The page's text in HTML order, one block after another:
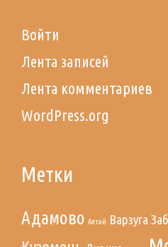
Войти
Лента записей
Лента комментариев
WordPress.org
Метки
Адамово Алтай Варзуга